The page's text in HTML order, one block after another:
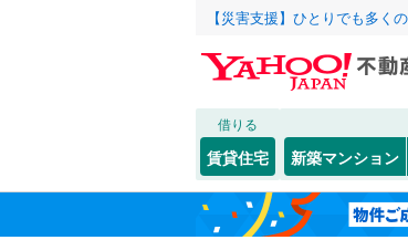
【災害支援】ひとりでも多く
借りる
賃貸住宅 新築マンション
北海道
東北
JR
こだわり条件